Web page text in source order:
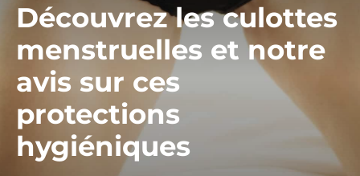
Découvrez les culottes
menstruelles et notre
avis sur ces
protections
hygiéniques